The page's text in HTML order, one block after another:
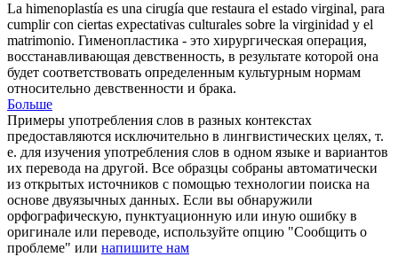
La himenoplastía es una cirugía que restaura el estado virginal, para
cumplir con ciertas expectativas culturales sobre la virginidad y el
matrimonio. Гименопластика - это хирургическая операция,
восстанавливающая девственность, в результате которой она
будет соответствовать определенным культурным нормам
относительно девственности и брака.
Больше
Примеры употребления слов в разных контекстах
предоставляются исключительно в лингвистических целях, т.
е. для изучения употребления слов в одном языке и вариантов
их перевода на другой. Все образцы собраны автоматически
из открытых источников с помощью технологии поиска на
основе двуязычных данных. Если вы обнаружили
орфографическую, пунктуационную или иную ошибку в
оригинале или переводе, используйте опцию "Сообщить о
проблеме" или напишите нам